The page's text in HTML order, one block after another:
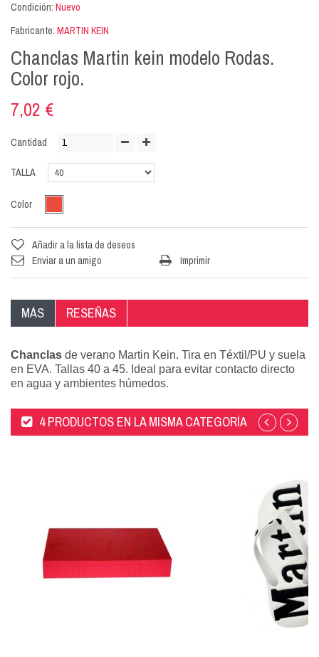
Condición: Nuevo
Fabricante: MARTIN KEIN
Chanclas Martin kein modelo Rodas.
Color rojo.
7,02 €
Cantidad
TALLA
Color
Añadir a la lista de deseos
Enviar a un amigo
Imprimir
MÁS RESEÑAS
Chanclas de verano Martin Kein. Tira en Téxtil/PU y suela
en EVA. Tallas 40 a 45. Ideal para evitar contacto directo
en agua y ambientes húmedos.
4 PRODUCTOS EN LA MISMA CATEGORÍA